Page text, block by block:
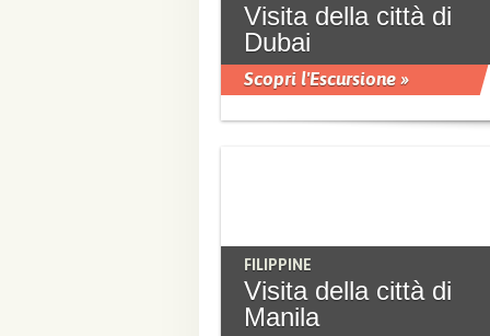
Visita della città di
Dubai
Scopri l'Escursione »
FILIPPINE
Visita della città di
Manila